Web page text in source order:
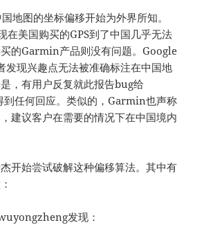
地图的坐标偏移开始为外界所知。
在美国购买的GPS到了中国几乎无法
的Garmin产品则没有问题。Google
发现兴趣点无法被准确标注在中国地
，有用户反复就此报告bug给
到任何回应。类似的，Garmin也声称
建议客户在需要的情况下在中国境内
开始尝试破解这种偏移算法。其中有
发现：